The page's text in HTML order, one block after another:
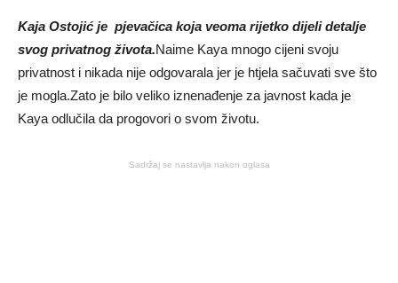
Kaja Ostojić je pjevačica koja veoma rijetko dijeli detalje
svog privatnog života.Naime Kaya mnogo cijeni svoju
privatnost i nikada nije odgovarala jer je htjela sačuvati sve što
je mogla.Zato je bilo veliko iznenađenje za javnost kada je
Kaya odlučila da progovori o svom životu.
Sadržaj se nastavlja nakon oglasa